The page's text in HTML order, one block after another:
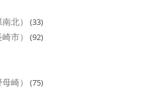
北） (33)
市） (92)
崎） (75)